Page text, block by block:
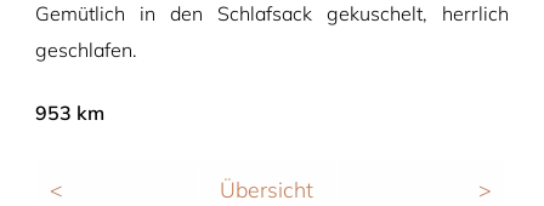
Gemütlich in den Schlafsack gekuschelt, herrlich
geschlafen.
953 km
< Übersicht >